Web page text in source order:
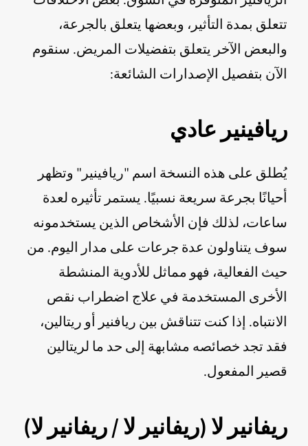
تتعلق بمدة التأثير، وبعضها يتعلق بالجرعة،
والبعض الآخر يتعلق بتفضيلات المريض. سنقوم
الآن بتفصيل الإصدارات الشائعة:
ريافينير عادي
يُطلق على هذه النسخة اسم "ريافينير" وتظهر
أحيانًا بجرعة سريعة نسبيًا. يستمر تأثيره لعدة
ساعات، لذلك فإن الأشخاص الذين يستخدمونه
سوف يتناولون عدة جرعات على مدار اليوم. من
حيث الفعالية، فهو مماثل للأدوية المنشطة
الأخرى المستخدمة في علاج اضطراب نقص
الانتباه. إذا كنت تتناقش بين ريافنير أو ريتالين،
فقد تجد خصائصه مشابهة إلى حد ما لريتالين
قصير المفعول.
ريفانير لا (ريفانير لا / ريفانير لا)